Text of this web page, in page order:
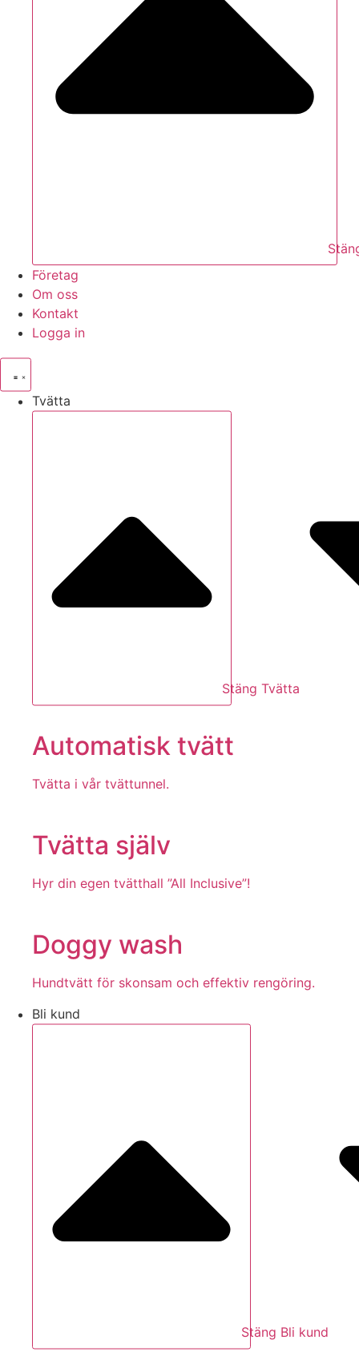
Företag
Om oss
Kontakt
Logga in
Tvätta
Stäng Tvätta
Automatisk tvätt
Tvätta i vår tvättunnel.
Tvätta själv
Hyr din egen tvätthall ”All Inclusive”!
Doggy wash
Hundtvätt för skonsam och effektiv rengöring.
Bli kund
Stäng Bli kund